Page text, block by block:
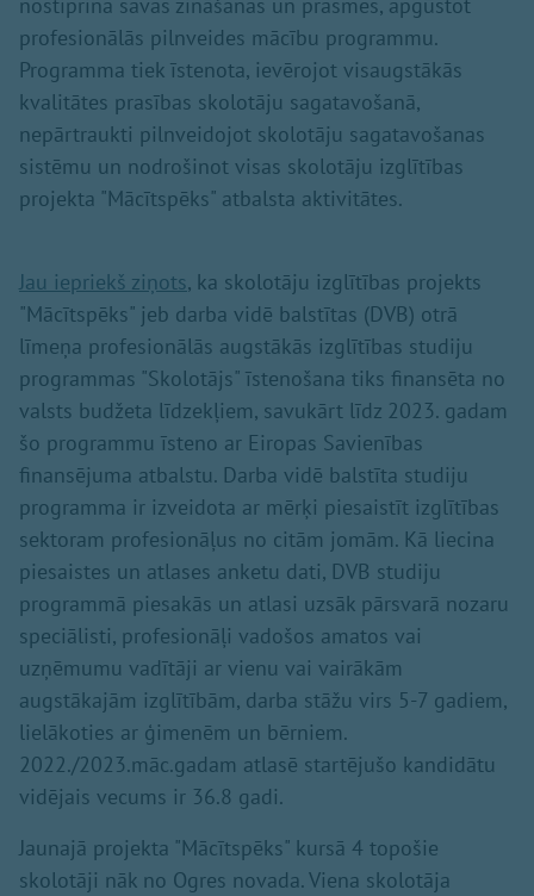
nostiprina savas zināšanas un prasmes, apgūstot
profesionālās pilnveides mācību programmu.
Programma tiek īstenota, ievērojot visaugstākās
kvalitātes prasības skolotāju sagatavošanā,
nepārtraukti pilnveidojot skolotāju sagatavošanas
sistēmu un nodrošinot visas skolotāju izglītības
projekta "Mācītspēks" atbalsta aktivitātes.
Jau iepriekš ziņots, ka skolotāju izglītības projekts
"Mācītspēks" jeb darba vidē balstītas (DVB) otrā
līmeņa profesionālās augstākās izglītības studiju
programmas "Skolotājs" īstenošana tiks finansēta no
valsts budžeta līdzekļiem, savukārt līdz 2023. gadam
šo programmu īsteno ar Eiropas Savienības
finansējuma atbalstu. Darba vidē balstīta studiju
programma ir izveidota ar mērķi piesaistīt izglītības
sektoram profesionāļus no citām jomām. Kā liecina
piesaistes un atlases anketu dati, DVB studiju
programmā piesakās un atlasi uzsāk pārsvarā nozaru
speciālisti, profesionāļi vadošos amatos vai
uzņēmumu vadītāji ar vienu vai vairākām
augstākajām izglītībām, darba stāžu virs 5-7 gadiem,
lielākoties ar ģimenēm un bērniem.
2022./2023.māc.gadam atlasē startējušo kandidātu
vidējais vecums ir 36.8 gadi.
Jaunajā projekta "Mācītspēks" kursā 4 topošie
skolotāji nāk no Ogres novada. Viena skolotāja